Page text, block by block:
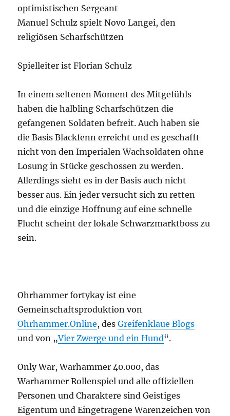
optimistischen Sergeant
Manuel Schulz spielt Novo Langei, den
religiösen Scharfschützen
Spielleiter ist Florian Schulz
In einem seltenen Moment des Mitgefühls
haben die halbling Scharfschützen die
gefangenen Soldaten befreit. Auch haben sie
die Basis Blackfenn erreicht und es geschafft
nicht von den Imperialen Wachsoldaten ohne
Losung in Stücke geschossen zu werden.
Allerdings sieht es in der Basis auch nicht
besser aus. Ein jeder versucht sich zu retten
und die einzige Hoffnung auf eine schnelle
Flucht scheint der lokale Schwarzmarktboss zu
sein.
Ohrhammer fortykay ist eine
Gemeinschaftsproduktion von
Ohrhammer.Online, desGreifenklaue Blogs
und von „Vier Zwerge und ein Hund“.
Only War, Warhammer 40.000, das
Warhammer Rollenspiel und alle offiziellen
Personen und Charaktere sind Geistiges
Eigentum und Eingetragene Warenzeichen von